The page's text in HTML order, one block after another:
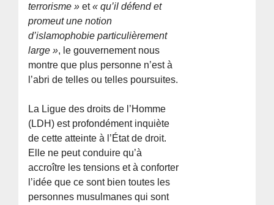
terrorisme » et« qu’il défend et
promeut une notion
d’islamophobie particulièrement
large », le gouvernement nous
montre que plus personne n’est à
l’abri de telles ou telles poursuites.
La Ligue des droits de l’Homme
(LDH) est profondément inquiète
de cette atteinte à l’État de droit.
Elle ne peut conduire qu’à
accroître les tensions et à conforter
l’idée que ce sont bien toutes les
personnes musulmanes qui sont